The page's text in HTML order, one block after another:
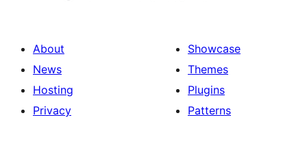
About
News
Hosting
Privacy
Showcase
Themes
Plugins
Patterns